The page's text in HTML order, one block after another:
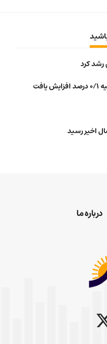
رشد کرد
اخیر رسید
درباره ما